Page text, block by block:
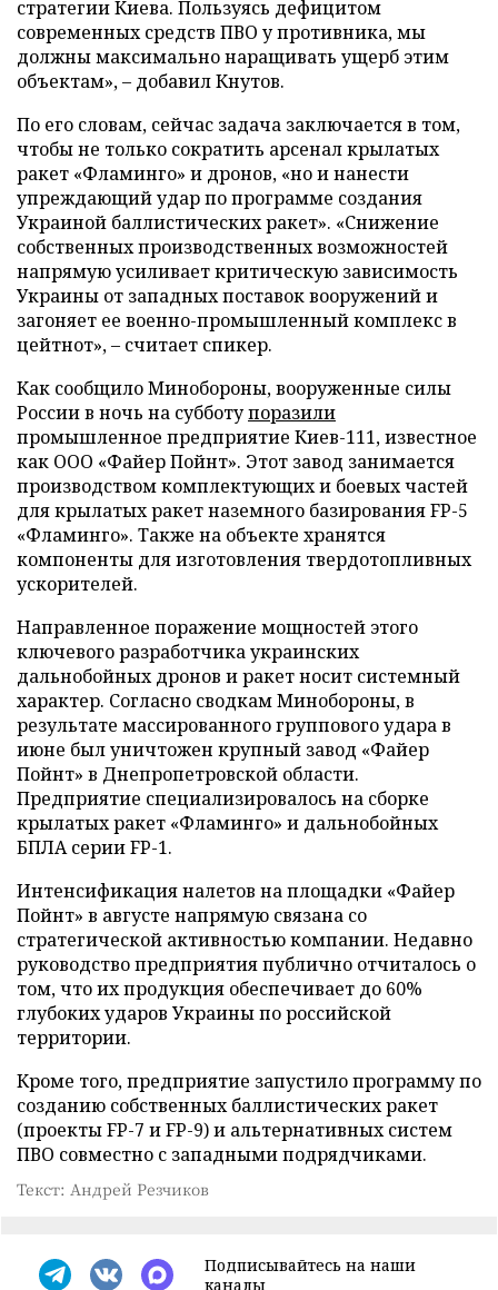
стратегии Киева. Пользуясь дефицитом
современных средств ПВО у противника, мы
должны максимально наращивать ущерб этим
объектам», – добавил Кнутов.
По его словам, сейчас задача заключается в том,
чтобы не только сократить арсенал крылатых
ракет «Фламинго» и дронов, «но и нанести
упреждающий удар по программе создания
Украиной баллистических ракет». «Снижение
собственных производственных возможностей
напрямую усиливает критическую зависимость
Украины от западных поставок вооружений и
загоняет ее военно-промышленный комплекс в
цейтнот», – считает спикер.
Как сообщило Минобороны, вооруженные силы
России в ночь на субботупоразили
промышленное предприятие Киев-111, известное
как ООО «Файер Пойнт». Этот завод занимается
производством комплектующих и боевых частей
для крылатых ракет наземного базирования FP-5
«Фламинго». Также на объекте хранятся
компоненты для изготовления твердотопливных
ускорителей.
Направленное поражение мощностей этого
ключевого разработчика украинских
дальнобойных дронов и ракет носит системный
характер. Согласно сводкам Минобороны, в
результате массированного группового удара в
июне был уничтожен крупный завод «Файер
Пойнт» в Днепропетровской области.
Предприятие специализировалось на сборке
крылатых ракет «Фламинго» и дальнобойных
БПЛА серии FP-1.
Интенсификация налетов на площадки «Файер
Пойнт» в августе напрямую связана со
стратегической активностью компании. Недавно
руководство предприятия публично отчиталось о
том, что их продукция обеспечивает до 60%
глубоких ударов Украины по российской
территории.
Кроме того, предприятие запустило программу по
созданию собственных баллистических ракет
(проекты FP-7 и FP-9) и альтернативных систем
ПВО совместно с западными подрядчиками.
Текст: Андрей Резчиков
Подписывайтесь на наши
каналы